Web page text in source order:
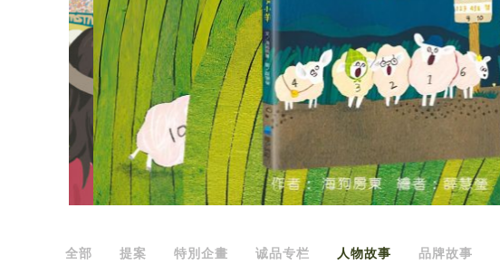
全部 提案 特別企畫 诚品专栏 人物故事 品牌故事